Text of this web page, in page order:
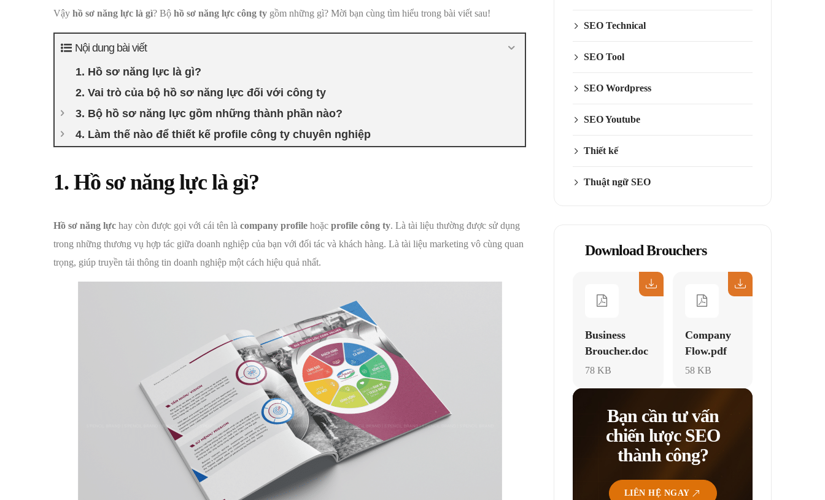
Vậy hồ sơ năng lực là gì? Bộ hồ sơ năng lực công ty gồm những gì? Mời bạn cùng tìm hiểu trong bài viết sau!
Nội dung bài viết
1. Hồ sơ năng lực là gì?
2. Vai trò của bộ hồ sơ năng lực đối với công ty
3. Bộ hồ sơ năng lực gồm những thành phần nào?
4. Làm thế nào để thiết kế profile công ty chuyên nghiệp
1. Hồ sơ năng lực là gì?
Hồ sơ năng lực hay còn được gọi với cái tên là company profile hoặc profile công ty. Là tài liệu thường được sử dụng
trong những thương vụ hợp tác giữa doanh nghiệp của bạn với đối tác và khách hàng. Là tài liệu marketing vô cùng quan
trọng, giúp truyền tải thông tin doanh nghiệp một cách hiệu quả nhất.
SEO Technical
SEO Tool
SEO Wordpress
SEO Youtube
Thiết kế
Thuật ngữ SEO
Download Brouchers
Business
Broucher.doc
78 KB
Company
Flow.pdf
58 KB
Bạn cần tư vấn
chiến lược SEO
thành công?
LIÊN HỆ NGAY